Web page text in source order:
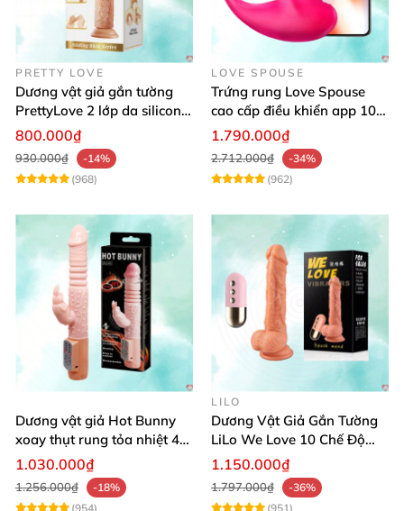
PRETTY LOVE
Dương vật giả gắn tường
PrettyLove 2 lớp da silicon
mềm mịn không rung
800.000₫
930.000₫
-14%
(968)
LOVE SPOUSE
Trứng rung Love Spouse
cao cấp điều khiển app 10
chế độ rung cực khoái toàn
1.790.000₫
2.712.000₫
-34%
(962)
Dương vật giả Hot Bunny
xoay thụt rung tỏa nhiệt 48
độ
1.030.000₫
1.256.000₫
-18%
(954)
LILO
Dương Vật Giả Gắn Tường
LiLo We Love 10 Chế Độ
Rung Nhiệt
1.150.000₫
1.797.000₫
-36%
(951)